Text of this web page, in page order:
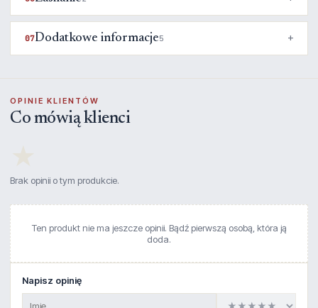
07Dodatkowe informacje5
OPINIE KLIENTÓW
Co mówią klienci
Brak opinii o tym produkcie.
Ten produkt nie ma jeszcze opinii. Bądź pierwszą osobą, która ją
doda.
Napisz opinię